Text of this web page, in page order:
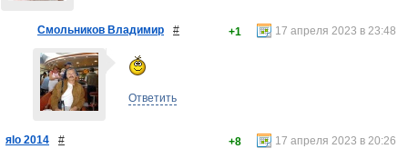
Смольников Владимир # 17 апреля 2023 в 23:48
+1
Ответить
яlo 2014 # 17 апреля 2023 в 20:26
+8